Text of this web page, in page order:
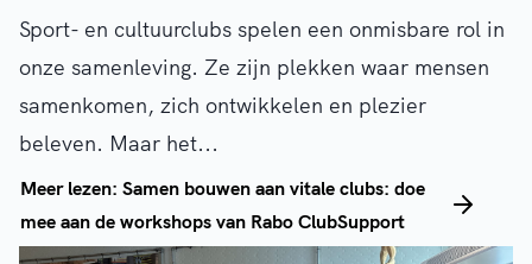
Sport- en cultuurclubs spelen een onmisbare rol in
onze samenleving. Ze zijn plekken waar mensen
samenkomen, zich ontwikkelen en plezier
beleven. Maar het...
Meer lezen: Samen bouwen aan vitale clubs: doe
mee aan de workshops van Rabo ClubSupport